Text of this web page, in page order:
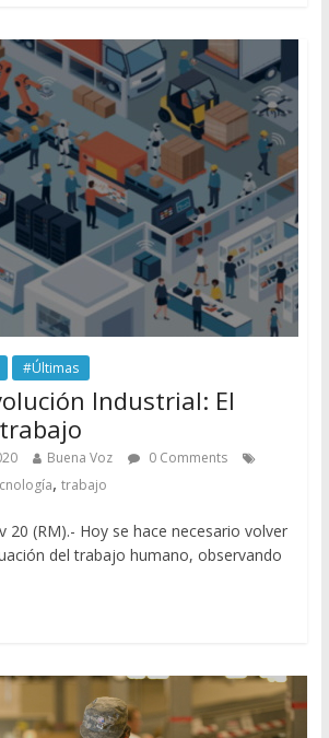
#Últimas
Industrial: El
Buena Voz
0 Comments
, trabajo
20 (RM).- Hoy se hace necesario volver
del trabajo humano, observando